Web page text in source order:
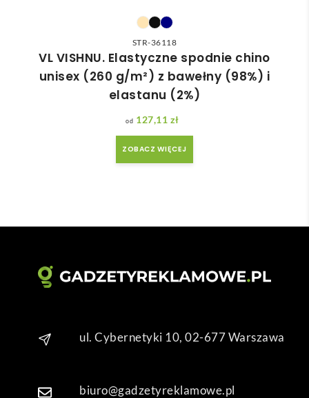
STR-36118
VL VISHNU. Elastyczne spodnie chino
unisex (260 g/m²) z bawełny (98%) i
elastanu (2%)
127,11 zł
ZOBACZ WIĘCEJ
ul. Cybernetyki 10, 02-677 Warszawa
biuro@gadzetyreklamowe.pl